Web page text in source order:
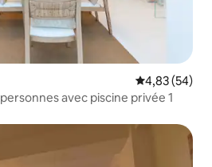
Note
4,83 (54)
avec piscine privée 1